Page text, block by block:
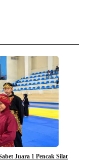
Juara 1 Pencak Silat